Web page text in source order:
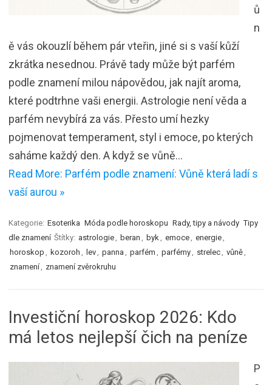
ů
n
ě vás okouzlí během pár vteřin, jiné si s vaší kůží
zkrátka nesednou. Právě tady může být parfém
podle znamení milou nápovědou, jak najít aroma,
které podtrhne vaši energii. Astrologie není věda a
parfém nevybírá za vás. Přesto umí hezky
pojmenovat temperament, styl i emoce, po kterých
saháme každý den. A když se vůně…
Read More: Parfém podle znamení: Vůně která ladí s
vaší aurou »
Kategorie: Esoterika Móda podle horoskopu Rady, tipy a návody Tipy
dle znamení Štítky: astrologie beran byk emoce energie
horoskop
kozoroh lev panna parfém parfémy strelec vůně
znamení
znamení zvěrokruhu
Investiční horoskop 2026: Kdo
má letos nejlepší čich na peníze
P